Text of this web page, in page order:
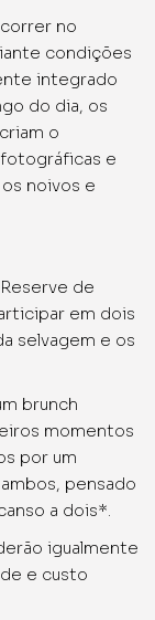
no
condições
integrado
do dia, os
o
e
noivos e
de
em dois
selvagem e os
brunch
momentos
por um
pensado
a dois*.
igualmente
e custo